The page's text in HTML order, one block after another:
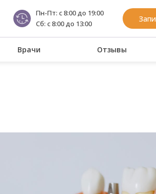
Отзывы
Врачи
Пн-Пт: с 8:00 до 19:00
Сб: с 8:00 до 13:00